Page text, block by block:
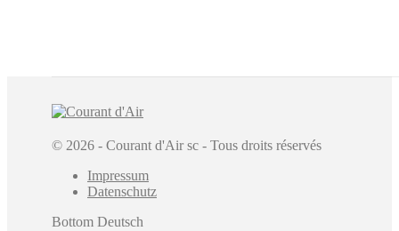
© 2026 - Courant d'Air sc - Tous droits réservés
Impressum
Datenschutz
Bottom Deutsch